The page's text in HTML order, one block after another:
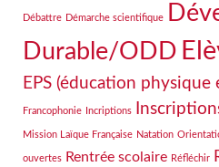
Débattre Démarche scientifique
Durable/ODD
EPS (éducation
Francophonie Incriptions
Mission Laïque Française Natation
ouvertes Rentrée scolaire Réfléchir